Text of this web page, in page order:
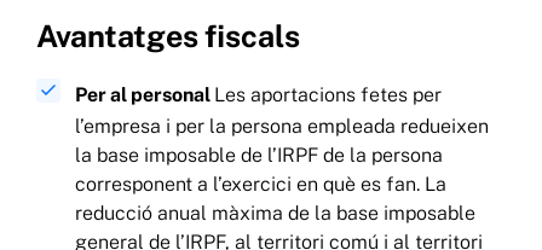
Avantatges fiscals
Per al personal Les aportacions fetes per
l’empresa i per la persona empleada redueixen
la base imposable de l’IRPF de la persona
corresponent a l’exercici en què es fan. La
reducció anual màxima de la base imposable
general de l’IRPF, al territori comú i al territori